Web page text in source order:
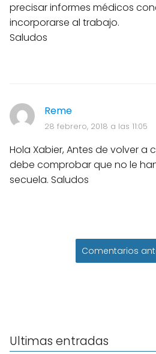
precisar informes médicos
incorporarse al trabajo.
Saludos
Reme
28 febrero, 2018 a las 11:05
Hola Xabier, Antes de volver a
debe comprobar que no le
secuela. Saludos
Comentarios
Ultimas entradas